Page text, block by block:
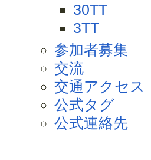
30TT
3TT
参加者募集
交流
交通アクセス
公式タグ
公式連絡先